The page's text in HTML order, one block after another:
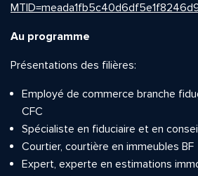
Au programme
Présentations des filières:
Employé de commerce branche
CFC
Spécialiste en fiduciaire et en
Courtier, courtière en immeubles BF
Expert, experte en estimations